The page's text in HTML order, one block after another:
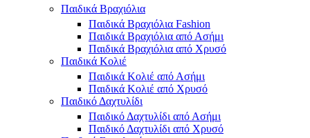
Παιδικά Βραχιόλια
Παιδικά Βραχιόλια Fashion
Παιδικά Βραχιόλια από Ασήμι
Παιδικά Βραχιόλια από Χρυσό
Παιδικά Κολιέ
Παιδικά Κολιέ από Ασήμι
Παιδικά Κολιέ από Χρυσό
Παιδικό Δαχτυλίδι
Παιδικό Δαχτυλίδι από Ασήμι
Παιδικό Δαχτυλίδι από Χρυσό